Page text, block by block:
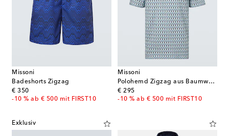
Missoni
Badeshorts Zigzag
€ 350
original price
-10 % ab € 500 mit FIRST10
Missoni
Polohemd Zigzag aus Baumwolle
€ 295
original price
-10 % ab € 500 mit FIRST10
Exklusiv